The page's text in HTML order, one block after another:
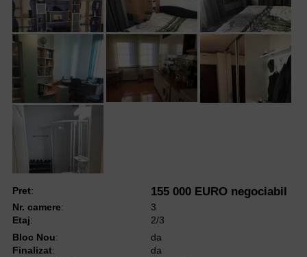
Pret: 155 000 EURO negociabil
Nr. camere:
3
Etaj:
2/3
Bloc Nou:
da
Finalizat:
da